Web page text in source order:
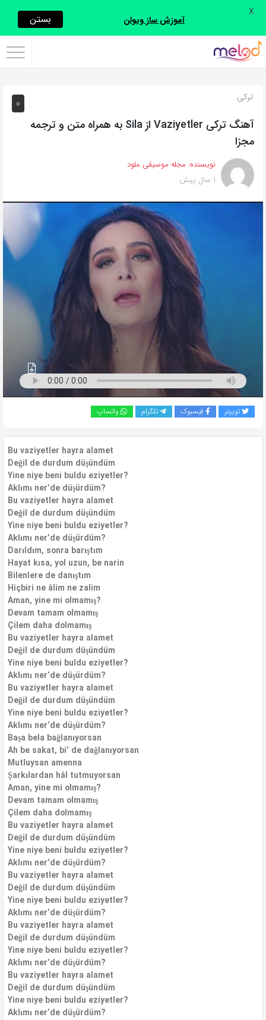
اشتراک
با
از
روش‌های
زیر
این
صفحه
را
0 ترکی
آهنگ ترکی Vaziyetler از Sila به همراه متن و ترجمه
مجزا
نویسنده: مجله موسیقی ملود
1 سال پیش
توییتر فیسبوک تلگرام واتساپ
Bu vaziyetler hayra alamet
Değil de durdum düşündüm
Yine niye beni buldu eziyetler?
Aklımı ner’de düşürdüm?
Bu vaziyetler hayra alamet
Değil de durdum düşündüm
Yine niye beni buldu eziyetler?
Aklımı ner’de düşürdüm?
Darıldım, sonra barıştım
Hayat kısa, yol uzun, be narin
Bilenlere de danıştım
Hiçbiri ne âlim ne zalim
Aman, yine mi olmamış?
Devam tamam olmamış
Çilem daha dolmamış
Bu vaziyetler hayra alamet
Değil de durdum düşündüm
Yine niye beni buldu eziyetler?
Aklımı ner’de düşürdüm?
Bu vaziyetler hayra alamet
Değil de durdum düşündüm
Yine niye beni buldu eziyetler?
Aklımı ner’de düşürdüm?
Başa bela bağlanıyorsan
Ah be sakat, bi’ de dağlanıyorsan
Mutluysan amenna
Şarkılardan hâl tutmuyorsan
Aman, yine mi olmamış?
Devam tamam olmamış
Çilem daha dolmamış
Bu vaziyetler hayra alamet
Değil de durdum düşündüm
Yine niye beni buldu eziyetler?
Aklımı ner’de düşürdüm?
Bu vaziyetler hayra alamet
Değil de durdum düşündüm
Yine niye beni buldu eziyetler?
Aklımı ner’de düşürdüm?
Bu vaziyetler hayra alamet
Değil de durdum düşündüm
Yine niye beni buldu eziyetler?
Aklımı ner’de düşürdüm?
Bu vaziyetler hayra alamet
Değil de durdum düşündüm
Yine niye beni buldu eziyetler?
Aklımı ner’de düşürdüm?
آموزش ساز ویولن بستن X